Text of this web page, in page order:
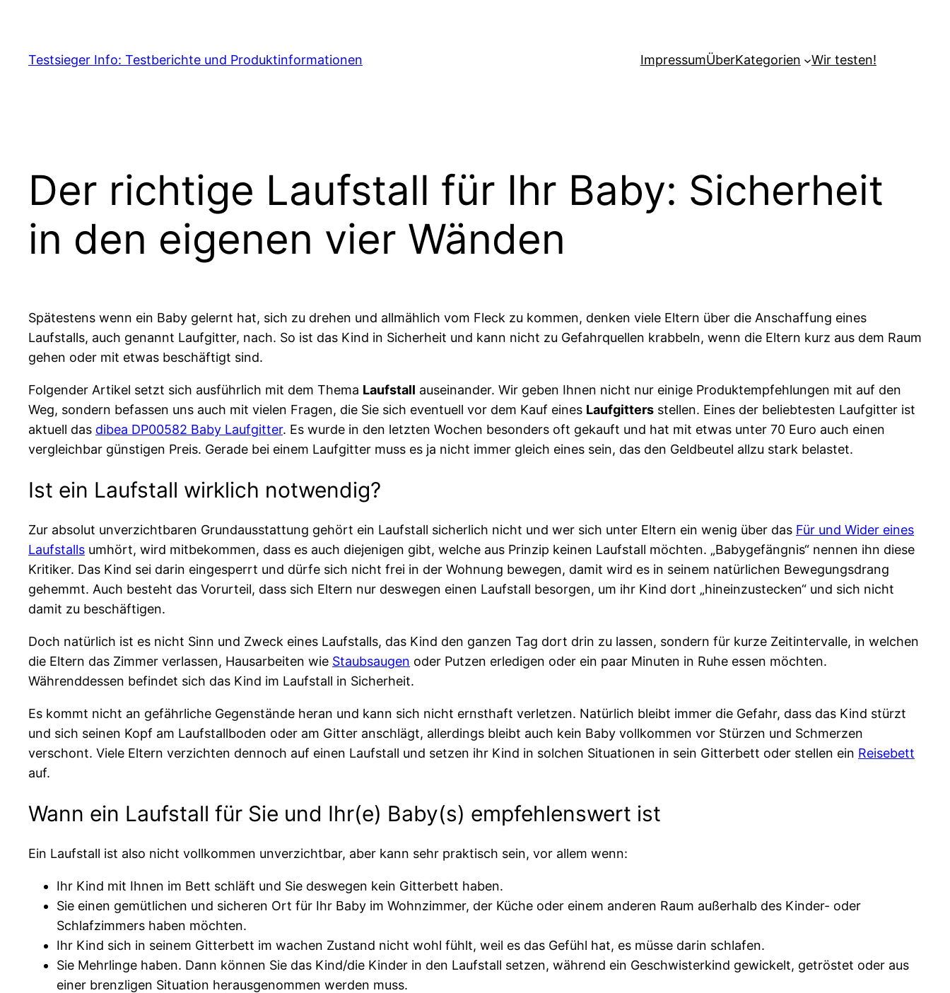
content
Testsieger Info: Testberichte und Produktinformationen ImpressumÜberKategorien Wir testen!
Der richtige Laufstall für Ihr Baby: Sicherheit
in den eigenen vier Wänden
Spätestens wenn ein Baby gelernt hat, sich zu drehen und allmählich vom Fleck zu kommen, denken viele Eltern über die Anschaffung eines
Laufstalls, auch genannt Laufgitter, nach. So ist das Kind in Sicherheit und kann nicht zu Gefahrquellen krabbeln, wenn die Eltern kurz aus dem Raum
gehen oder mit etwas beschäftigt sind.
Folgender Artikel setzt sich ausführlich mit dem Thema Laufstall auseinander. Wir geben Ihnen nicht nur einige Produktempfehlungen mit auf den
Weg, sondern befassen uns auch mit vielen Fragen, die Sie sich eventuell vor dem Kauf eines Laufgitters stellen. Eines der beliebtesten Laufgitter ist
aktuell das dibea DP00582 Baby Laufgitter. Es wurde in den letzten Wochen besonders oft gekauft und hat mit etwas unter 70 Euro auch einen
vergleichbar günstigen Preis. Gerade bei einem Laufgitter muss es ja nicht immer gleich eines sein, das den Geldbeutel allzu stark belastet.
Ist ein Laufstall wirklich notwendig?
Zur absolut unverzichtbaren Grundausstattung gehört ein Laufstall sicherlich nicht und wer sich unter Eltern ein wenig über das Für und Wider eines
Laufstalls umhört, wird mitbekommen, dass es auch diejenigen gibt, welche aus Prinzip keinen Laufstall möchten. „Babygefängnis“ nennen ihn diese
Kritiker. Das Kind sei darin eingesperrt und dürfe sich nicht frei in der Wohnung bewegen, damit wird es in seinem natürlichen Bewegungsdrang
gehemmt. Auch besteht das Vorurteil, dass sich Eltern nur deswegen einen Laufstall besorgen, um ihr Kind dort „hineinzustecken“ und sich nicht
damit zu beschäftigen.
Doch natürlich ist es nicht Sinn und Zweck eines Laufstalls, das Kind den ganzen Tag dort drin zu lassen, sondern für kurze Zeitintervalle, in welchen
die Eltern das Zimmer verlassen, Hausarbeiten wie Staubsaugen oder Putzen erledigen oder ein paar Minuten in Ruhe essen möchten.
Währenddessen befindet sich das Kind im Laufstall in Sicherheit.
Es kommt nicht an gefährliche Gegenstände heran und kann sich nicht ernsthaft verletzen. Natürlich bleibt immer die Gefahr, dass das Kind stürzt
und sich seinen Kopf am Laufstallboden oder am Gitter anschlägt, allerdings bleibt auch kein Baby vollkommen vor Stürzen und Schmerzen
verschont. Viele Eltern verzichten dennoch auf einen Laufstall und setzen ihr Kind in solchen Situationen in sein Gitterbett oder stellen ein Reisebett
auf.
Wann ein Laufstall für Sie und Ihr(e) Baby(s) empfehlenswert ist
Ein Laufstall ist also nicht vollkommen unverzichtbar, aber kann sehr praktisch sein, vor allem wenn:
Ihr Kind mit Ihnen im Bett schläft und Sie deswegen kein Gitterbett haben.
Sie einen gemütlichen und sicheren Ort für Ihr Baby im Wohnzimmer, der Küche oder einem anderen Raum außerhalb des Kinder- oder
Schlafzimmers haben möchten.
Ihr Kind sich in seinem Gitterbett im wachen Zustand nicht wohl fühlt, weil es das Gefühl hat, es müsse darin schlafen.
Sie Mehrlinge haben. Dann können Sie das Kind/die Kinder in den Laufstall setzen, während ein Geschwisterkind gewickelt, getröstet oder aus
einer brenzligen Situation herausgenommen werden muss.